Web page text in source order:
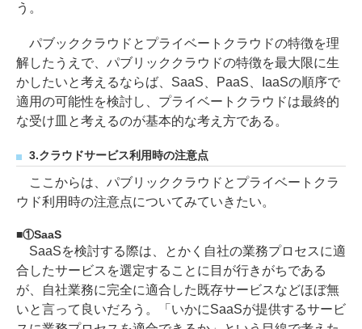
う。
パブッククラウドとプライベートクラウドの特徴を理
解したうえで、パブリッククラウドの特徴を最大限に生
かしたいと考えるならば、SaaS、PaaS、IaaSの順序で
適用の可能性を検討し、プライベートクラウドは最終的
な受け皿と考えるのが基本的な考え方である。
3.クラウドサービス利用時の注意点
ここからは、パブリッククラウドとプライベートクラ
ウド利用時の注意点についてみていきたい。
①SaaS
SaaSを検討する際は、とかく自社の業務プロセスに適
合したサービスを選定することに目が行きがちである
が、自社業務に完全に適合した既存サービスなどほぼ無
いと言って良いだろう。「いかにSaaSが提供するサービ